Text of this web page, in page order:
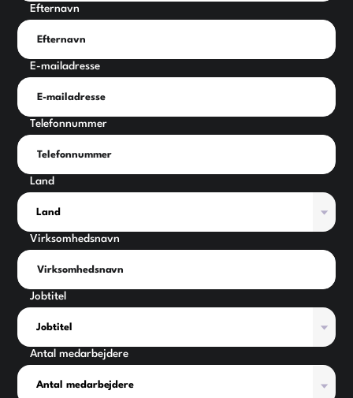
Efternavn
E-mailadresse
Telefonnummer
Land
Virksomhedsnavn
Jobtitel
Antal medarbejdere